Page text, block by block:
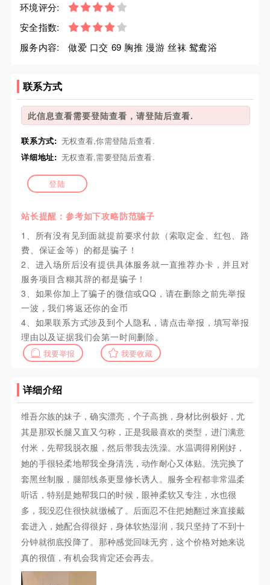
环境评分:
安全指数:
服务内容:
做爱 口交 69 胸推 漫游 丝袜 鸳鸯浴
联系方式
此信息查看需要登陆查看，请登陆后查看.
联系方式: 无权查看,你需登陆后查看.
详细地址: 无权查看,需要登陆后查看.
登陆
站长提醒：参考如下攻略防范骗子
1、所有没有见到面就提前要求付款（索取定金、红包、路
费、保证金等）的都是骗子！
2、进入场所后没有提供具体服务就一直推荐办卡，并且对
服务项目含糊其辞的都是骗子！
3、如果你加上了骗子的微信或QQ，请在删除之前先举报
一波，我们将返还你的金币
4、如果联系方式涉及到个人隐私，请点击举报，填写举报
理由以及证据我们会第一时间删除。
我要举报 我要收藏
详细介绍
维吾尔族的妹子，确实漂亮，个子高挑，身材比例极好，尤
其是那双长腿又直又匀称，正是我最喜欢的类型，进门满意
付米，先帮我脱衣服，然后带我去洗澡。水温调得刚刚好，
她的手很轻柔地帮我全身清洗，动作耐心又体贴。洗完换了
套黑丝制服，腿部线条更显修长诱人。服务全程都非常温柔
听话，特别是她帮我口的时候，眼神柔软又专注，水也很
多，我没忍住很快就缴械了。后面忍不住把她翻过来直接戴
套进入，她配合得很好，身体软热湿润，我只坚持了不到十
分钟就彻底投降了。那种感觉回味无穷，这个价格对她来说
真的很值，有机会我肯定还会再去。